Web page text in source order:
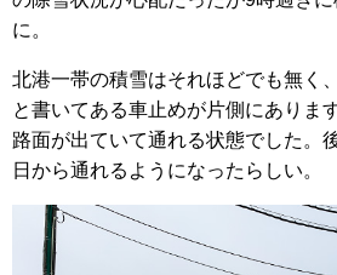
に。
北港一帯の積雪はそれほどでも無く
と書いてある車止めが片側にありま
路面が出ていて通れる状態でした。
日から通れるようになったらしい。